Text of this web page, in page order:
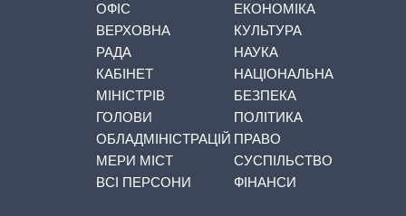
ОФІС
ВЕРХОВНА
РАДА
КАБІНЕТ
МІНІСТРІВ
ГОЛОВИ
ОБЛАДМІНІСТРАЦІЙ
МЕРИ МІСТ
ВСІ ПЕРСОНИ
ЕКОНОМІКА
КУЛЬТУРА
НАУКА
НАЦІОНАЛЬНА
БЕЗПЕКА
ПОЛІТИКА
ПРАВО
СУСПІЛЬСТВО
ФІНАНСИ